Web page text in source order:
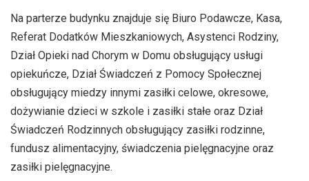
Na parterze budynku znajduje się Biuro Podawcze, Kasa,
Referat Dodatków Mieszkaniowych, Asystenci Rodziny,
Dział Opieki nad Chorym w Domu obsługujący usługi
opiekuńcze, Dział Świadczeń z Pomocy Społecznej
obsługujący miedzy innymi zasiłki celowe, okresowe,
dożywianie dzieci w szkole i zasiłki stałe oraz Dział
Świadczeń Rodzinnych obsługujący zasiłki rodzinne,
fundusz alimentacyjny, świadczenia pielęgnacyjne oraz
zasiłki pielęgnacyjne.